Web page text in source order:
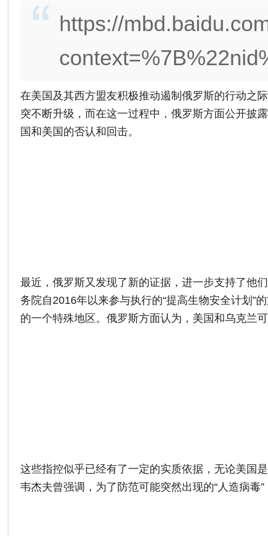
https://
在美国及其西方盟友积极推动遏制俄罗斯的行动之
突不断升级，而在这一过程中，俄罗斯方面公开披
国和美国的否认和回击。
最近，俄罗斯又发现了新的证据，进一步支持了他
务院自2016年以来参与执行的“提高生物安全计划”
的一个特殊地区。俄罗斯方面认为，美国和乌克兰
这些指控似乎已经有了一定的实质依据，无论美国
韦杰夫曾强调，为了防范可能突然出现的“人造病毒